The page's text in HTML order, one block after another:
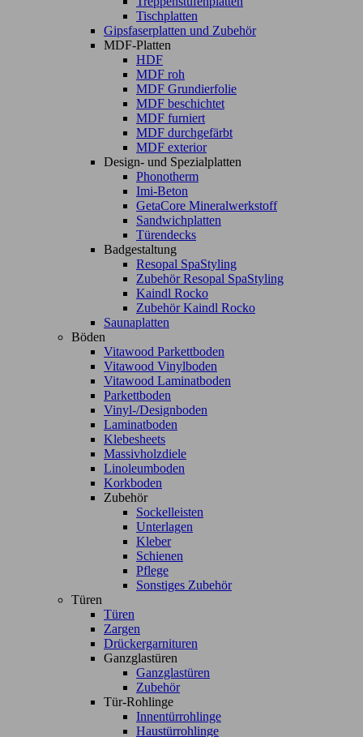
Tischplatten
Gipsfaserplatten und Zubehör
MDF-Platten
HDF
MDF roh
MDF Grundierfolie
MDF beschichtet
MDF furniert
MDF durchgefärbt
MDF exterior
Design- und Spezialplatten
Phonotherm
Imi-Beton
GetaCore Mineralwerkstoff
Sandwichplatten
Türendecks
Badgestaltung
Resopal SpaStyling
Zubehör Resopal SpaStyling
Kaindl Rocko
Zubehör Kaindl Rocko
Saunaplatten
Böden
Vitawood Parkettboden
Vitawood Vinylboden
Vitawood Laminatboden
Parkettboden
Vinyl-/Designboden
Laminatboden
Klebesheets
Massivholzdiele
Linoleumboden
Korkboden
Zubehör
Sockelleisten
Unterlagen
Kleber
Schienen
Pflege
Sonstiges Zubehör
Türen
Türen
Zargen
Drückergarnituren
Ganzglastüren
Ganzglastüren
Zubehör
Tür-Rohlinge
Innentürrohlinge
Haustürrohlinge